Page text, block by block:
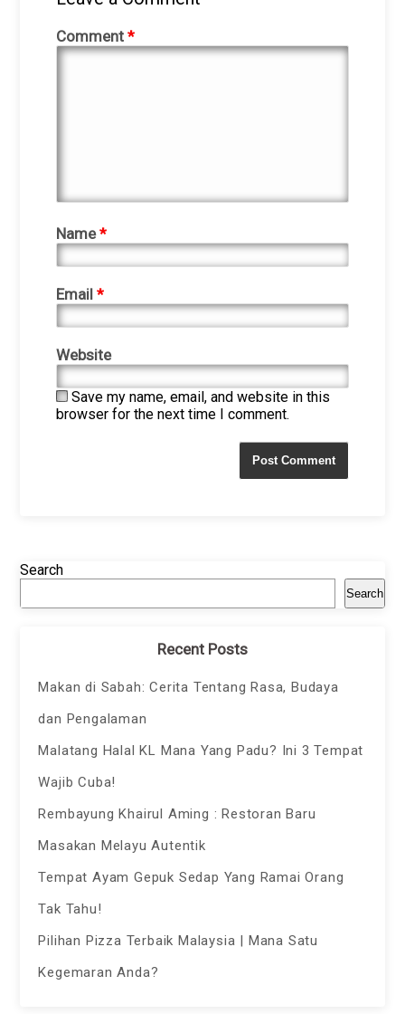
Comment*
Name*
Email*
Website
Save my name, email, and website in this
browser for the next time I comment.
Search
Search
Recent Posts
Makan di Sabah: Cerita Tentang Rasa, Budaya
dan Pengalaman
Malatang Halal KL Mana Yang Padu? Ini 3 Tempat
Wajib Cuba!
Rembayung Khairul Aming : Restoran Baru
Masakan Melayu Autentik
Tempat Ayam Gepuk Sedap Yang Ramai Orang
Tak Tahu!
Pilihan Pizza Terbaik Malaysia | Mana Satu
Kegemaran Anda?